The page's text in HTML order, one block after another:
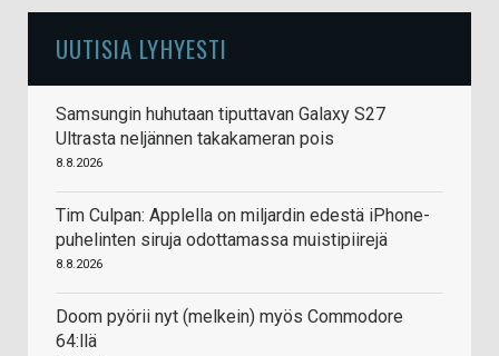
UUTISIA LYHYESTI
Samsungin huhutaan tiputtavan Galaxy S27
Ultrasta neljännen takakameran pois
8.8.2026
Tim Culpan: Applella on miljardin edestä iPhone-
puhelinten siruja odottamassa muistipiirejä
8.8.2026
Doom pyörii nyt (melkein) myös Commodore
64:llä